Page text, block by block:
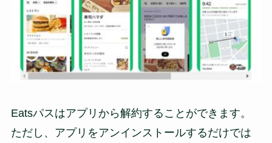
Eatsパスはアプリから解約することができます。
ただし、アプリをアンインストールするだけでは